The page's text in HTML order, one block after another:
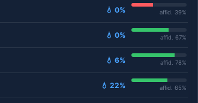
💧 0% affid. 39%
💧 0% affid. 67%
💧 6% affid. 78%
💧 22% affid. 65%